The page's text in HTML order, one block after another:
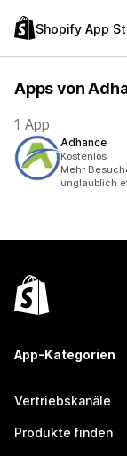
Shopify App
Apps von
1 App
Adhance
Kostenlos
Mehr
unglaublich
App-Kategorien
Vertriebskanäle
Produkte finden